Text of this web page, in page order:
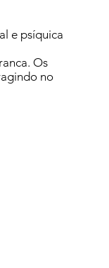
e psíquica
Os
no